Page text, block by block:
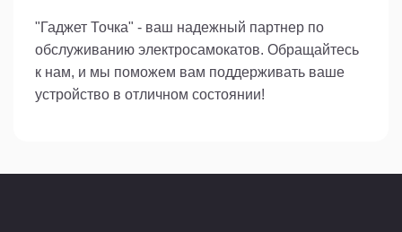
"Гаджет Точка" - ваш надежный партнер по
обслуживанию электросамокатов. Обращайтесь
к нам, и мы поможем вам поддерживать ваше
устройство в отличном состоянии!